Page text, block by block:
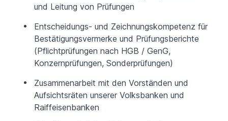
und Leitung von Prüfungen
Entscheidungs- und Zeichnungskompetenz für
Bestätigungsvermerke und Prüfungsberichte
(Pflichtprüfungen nach HGB / GenG,
Konzernprüfungen, Sonderprüfungen)
Zusammenarbeit mit den Vorständen und
Aufsichtsräten unserer Volksbanken und
Raiffeisenbanken